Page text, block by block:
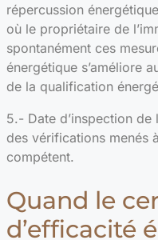
répercussion
où le propriétaire de
spontanément ces
énergétique s’améliore
de la qualification
5.- Date d’inspection de
des vérifications menés
compétent.
Quand le
d’efficacité